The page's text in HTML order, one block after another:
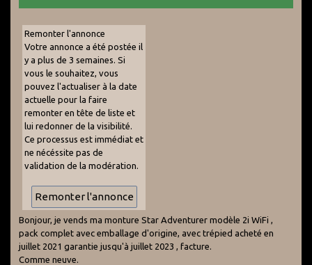
Remonter l'annonce
Votre annonce a été postée il
y a plus de 3 semaines. Si
vous le souhaitez, vous
pouvez l'actualiser à la date
actuelle pour la faire
remonter en tête de liste et
lui redonner de la visibilité.
Ce processus est immédiat et
ne nécéssite pas de
validation de la modération.
Bonjour, je vends ma monture Star Adventurer modèle 2i WiFi ,
pack complet avec emballage d'origine, avec trépied acheté en
juillet 2021 garantie jusqu'à juillet 2023 , facture.
Comme neuve.